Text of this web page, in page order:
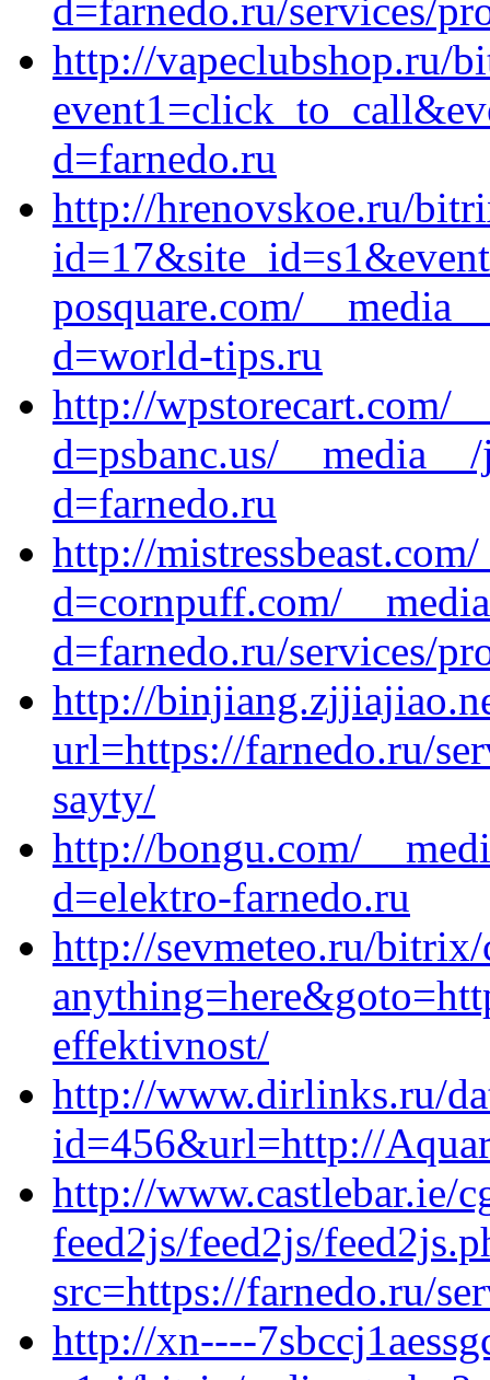
d=farnedo.ru/services/
http://vapeclubshop.ru/
d=farnedo.ru
http://hrenovskoe.ru/
posquare.com/
d=world-tips.ru
http://wpstorecart.com/
d=psbanc.us/
d=farnedo.ru
http://
d=cornpuff.com/
d=farnedo.ru/services/
http://
url=https://farnedo.ru/
sayty/
http://bongu.com/
d=elektro-farnedo.ru
http://sevmeteo.ru/
effektivnost/
http://www.dirlinks.ru/
id=456&url=http://
http://www.castlebar.ie/
feed2js/feed2js/
src=https://farnedo.ru/
http://xn----